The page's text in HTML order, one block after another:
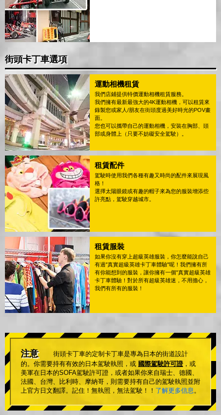
街頭卡丁車選項
運動相機租賃
我們店鋪提供特價運動相機租賃服務。
我們擁有最新最強大的4K運動相機，可以租賃來
錄製您或家人/朋友在街頭度過美好時光的POV畫
面。
您也可以攜帶自己的運動相機，安裝在胸部、頭
部或身體上（只要不妨礙安全駕駛）。
租賃配件
駕駛時使用我們各種有趣又時尚的配件來展現風
格！
選擇太陽眼鏡或有趣的帽子來為您的服裝增添些
許亮點，駕駛穿越城市。
租賃服裝
如果你沒有穿上超級英雄服裝，你怎麼能說自己
有過"真實超級英雄卡丁車體驗"呢！我們擁有所
有你能想到的服裝，讓你擁有一個"真實超級英雄
卡丁車體驗！對於所有超級英雄迷，不用擔心，
我們有所有的服裝！
注意
街頭卡丁車的定制卡丁車是專為日本的街道設計
的。你需要持有有效的日本駕駛執照，或 國際駕駛許可證，或
美軍在日本的SOFA駕駛許可證，或者如果你來自瑞士、德國、
法國、台灣、比利時、摩納哥，則需要持有自己的駕駛執照並附
上官方日文翻譯。記住！無執照，無法駕駛！！ 了解更多信息。